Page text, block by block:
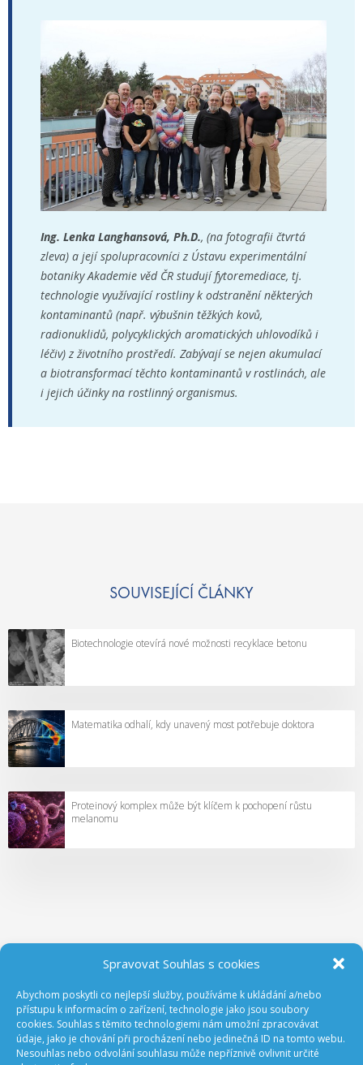
Spravovat Souhlas s cookies
Abychom poskytli co nejlepší služby, používáme k ukládání a/nebo
přístupu k informacím o zařízení, technologie jako jsou soubory
cookies. Souhlas s těmito technologiemi nám umožní zpracovávat
údaje, jako je chování při procházení nebo jedinečná ID na tomto webu.
Nesouhlas nebo odvolání souhlasu může nepříznivě ovlivnit určité
Ing. Lenka Langhansová, Ph.D., (na fotografii čtvrtá
zleva) a její spolupracovníci z Ústavu experimentální
botaniky Akademie věd ČR studují fytoremediace, tj.
technologie využívající rostliny k odstranění některých
kontaminantů (např. výbušnin těžkých kovů,
radionuklidů, polycyklických aromatických uhlovodíků i
léčiv) z životního prostředí. Zabývají se nejen akumulací
a biotransformací těchto kontaminantů v rostlinách, ale
i jejich účinky na rostlinný organismus.
SOUVISEJÍCÍ ČLÁNKY
Biotechnologie otevírá nové možnosti recyklace betonu
Matematika odhalí, kdy unavený most potřebuje doktora
Proteinový komplex může být klíčem k pochopení růstu
melanomu
ODEBÍREJTE NOVINKY Z GA ČR